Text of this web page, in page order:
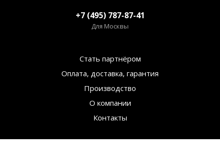
+7 (495) 787-87-41
Для Москвы
Стать партнёром
Оплата, доставка, гарантия
Производство
О компании
Контакты